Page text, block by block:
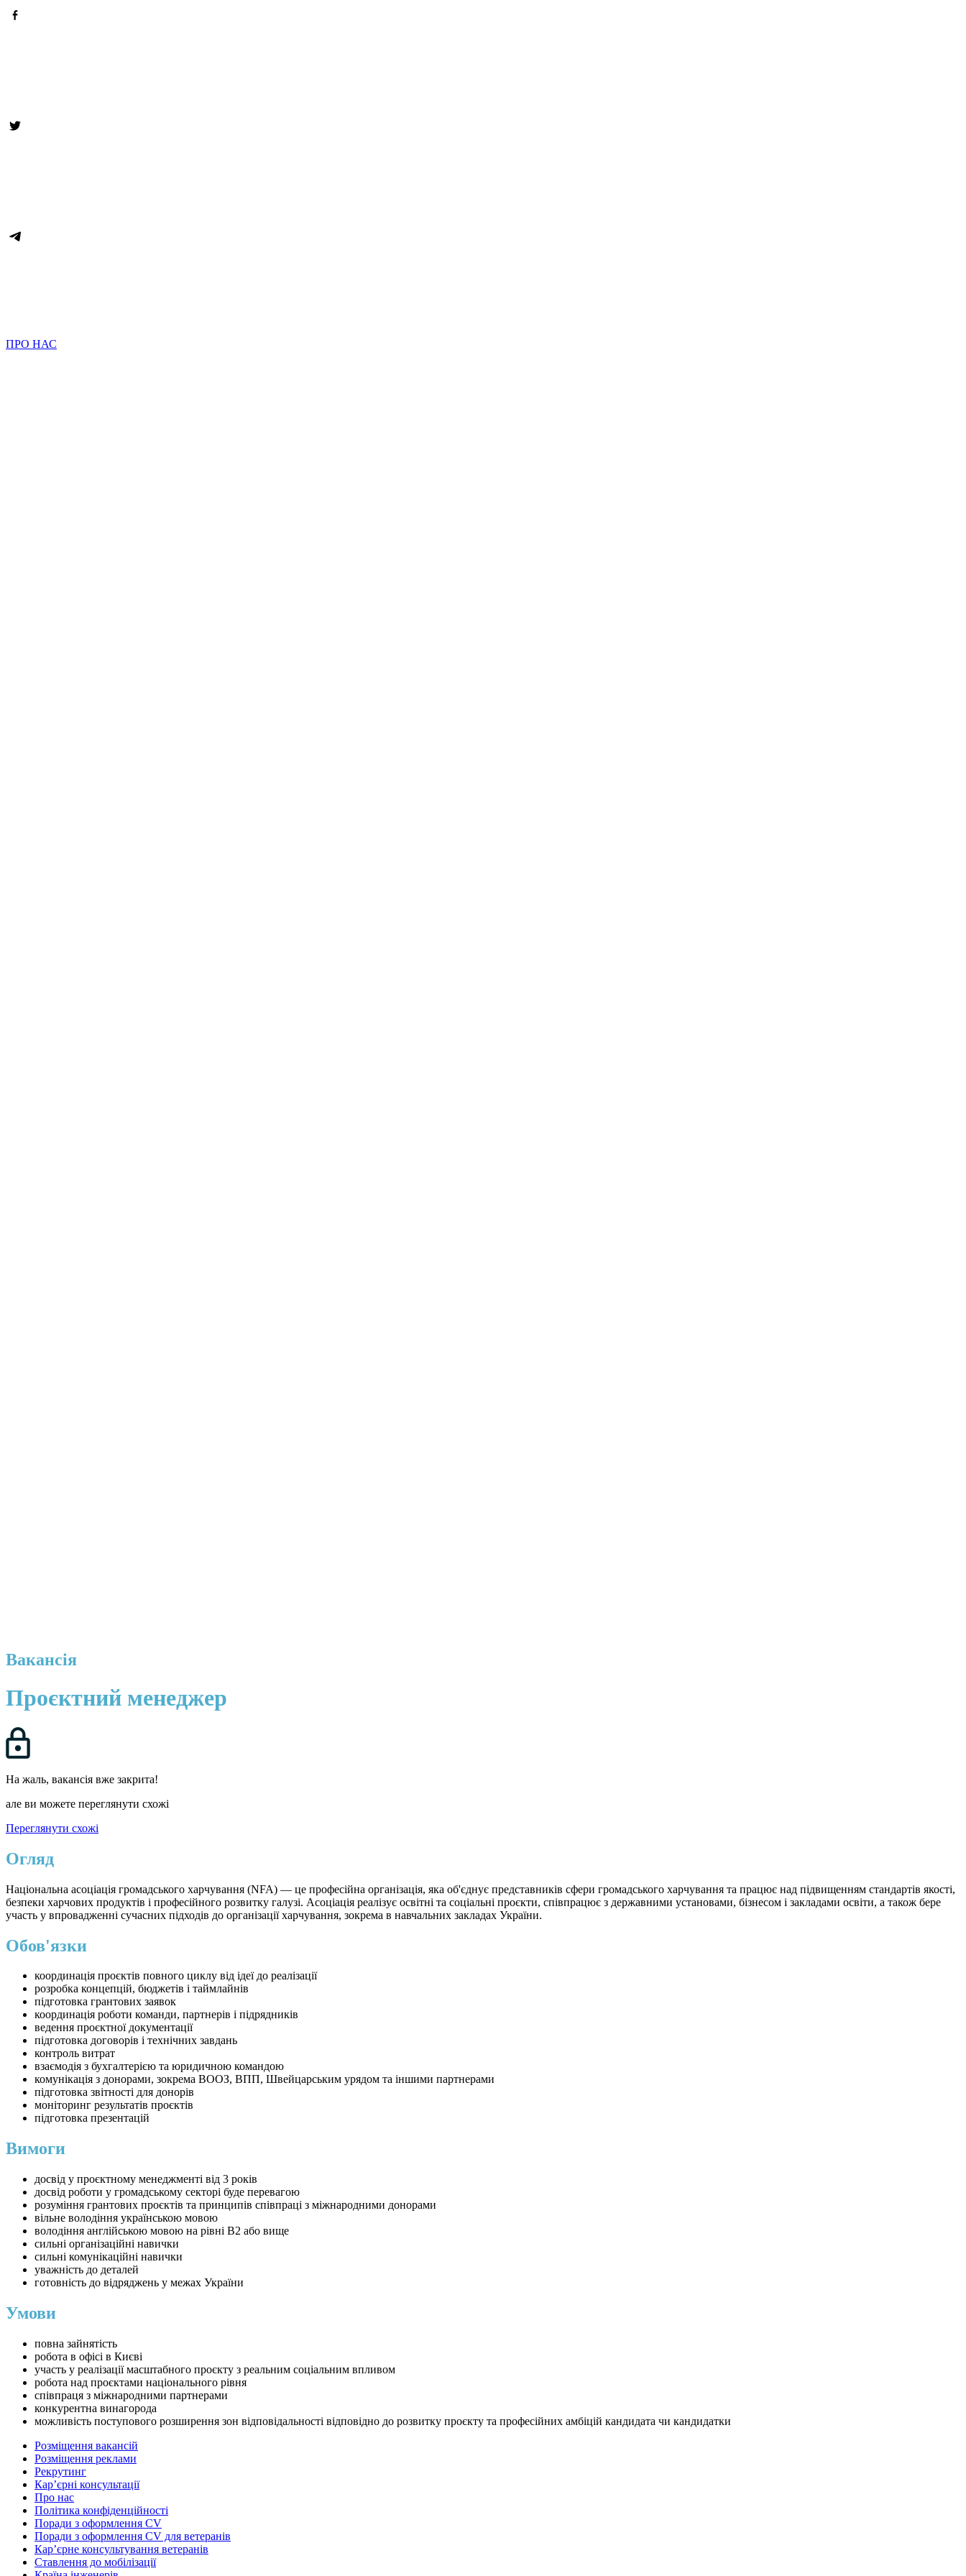
ПРО НАС
Вакансія
Проєктний менеджер
На жаль, вакансія вже закрита!
але ви можете переглянути схожі
Переглянути схожі
Огляд
Національна асоціація громадського харчування (NFA) — це професійна організація, яка об'єднує представників сфери громадського харчування та працює над підвищенням стандартів якості,
безпеки харчових продуктів і професійного розвитку галузі. Асоціація реалізує освітні та соціальні проєкти, співпрацює з державними установами, бізнесом і закладами освіти, а також бере
участь у впровадженні сучасних підходів до організації харчування, зокрема в навчальних закладах України.
Обов'язки
координація проєктів повного циклу від ідеї до реалізації
розробка концепцій, бюджетів і таймлайнів
підготовка грантових заявок
координація роботи команди, партнерів і підрядників
ведення проєктної документації
підготовка договорів і технічних завдань
контроль витрат
взаємодія з бухгалтерією та юридичною командою
комунікація з донорами, зокрема ВООЗ, ВПП, Швейцарським урядом та іншими партнерами
підготовка звітності для донорів
моніторинг результатів проєктів
підготовка презентацій
Вимоги
досвід у проєктному менеджменті від 3 років
досвід роботи у громадському секторі буде перевагою
розуміння грантових проєктів та принципів співпраці з міжнародними донорами
вільне володіння українською мовою
володіння англійською мовою на рівні B2 або вище
сильні організаційні навички
сильні комунікаційні навички
уважність до деталей
готовність до відряджень у межах України
Умови
повна зайнятість
робота в офісі в Києві
участь у реалізації масштабного проєкту з реальним соціальним впливом
робота над проєктами національного рівня
співпраця з міжнародними партнерами
конкурентна винагорода
можливість поступового розширення зон відповідальності відповідно до розвитку проєкту та професійних амбіцій кандидата чи кандидатки
Розміщення вакансій
Розміщення реклами
Рекрутинг
Карʼєрні консультації
Про нас
Політика конфіденційності
Поради з оформлення CV
Поради з оформлення CV для ветеранів
Карʼєрне консультування ветеранів
Ставлення до мобілізації